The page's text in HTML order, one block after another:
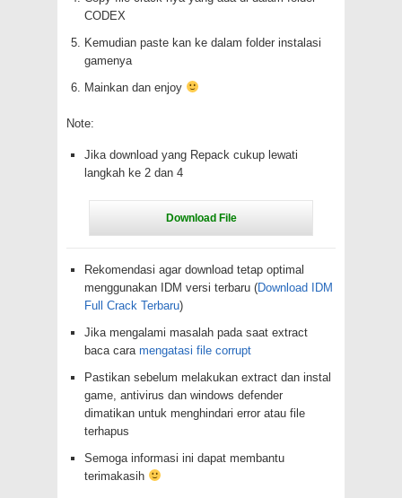
CODEX
Kemudian paste kan ke dalam folder instalasi
gamenya
Mainkan dan enjoy
Note:
Jika download yang Repack cukup lewati
langkah ke 2 dan 4
Rekomendasi agar download tetap optimal
menggunakan IDM versi terbaru (Download IDM
Full Crack Terbaru)
Jika mengalami masalah pada saat extract
baca cara mengatasi file corrupt
Pastikan sebelum melakukan extract dan instal
game, antivirus dan windows defender
dimatikan untuk menghindari error atau file
terhapus
Semoga informasi ini dapat membantu
terimakasih